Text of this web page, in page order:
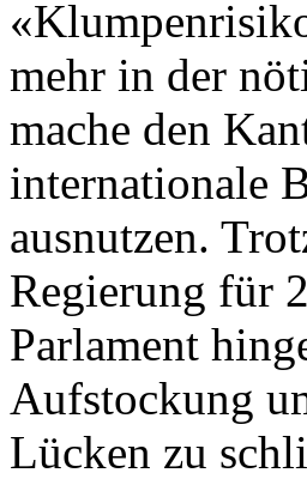
mehr in der
mache den
internationale
ausnutzen.
Regierung für
Parlament
Aufstockung
Lücken zu